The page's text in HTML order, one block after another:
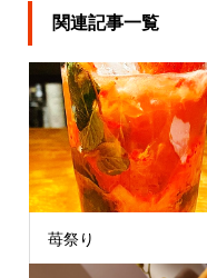
関連記事一覧
苺祭り